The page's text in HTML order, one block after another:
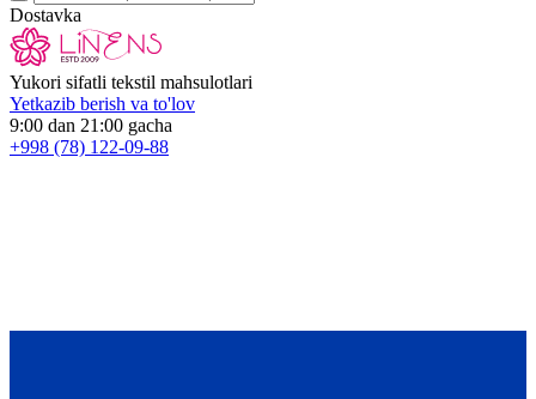
Dostavka
Yukori sifatli tekstil mahsulotlari
Yetkazib berish va to'lov
9:00 dan 21:00 gacha
+998 (78) 122-09-88